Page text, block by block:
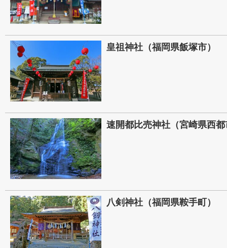
皇祖神社（福岡県飯塚市）
速開都比売神社（宮崎県西
八剣神社（福岡県鞍手町）